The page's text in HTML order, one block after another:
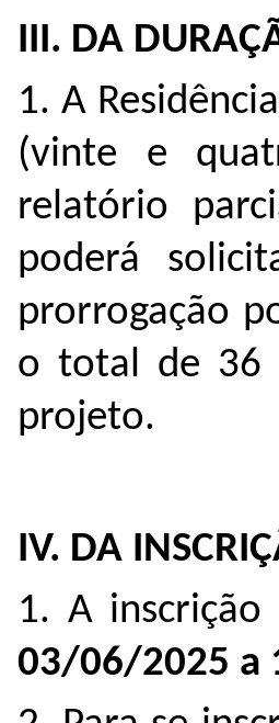
III. DA
1. A
(vinte e
relatório
poderá
prorrogação
o total de 36
projeto.
IV. DA
1. A inscrição
03/06/2025 a